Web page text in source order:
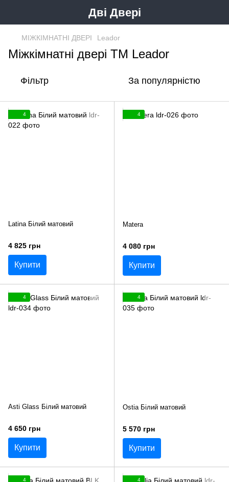
Дві Двері
МІЖКІМНАТНІ ДВЕРІ Leador
Міжкімнатні двері ТМ Leador
Фільтр За популярністю
4
Latina Білий матовий
4 825 грн
Купити
4
Matera
4 080 грн
Купити
4
Asti Glass Білий матовий
4 650 грн
Купити
4
Ostia Білий матовий
5 570 грн
Купити
4 4